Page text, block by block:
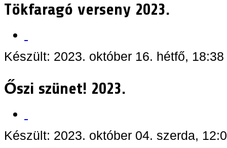
Tökfaragó verseny 2023.
Készült: 2023. október 16. hétfő, 18:38
Őszi szünet! 2023.
Készült: 2023. október 04. szerda,